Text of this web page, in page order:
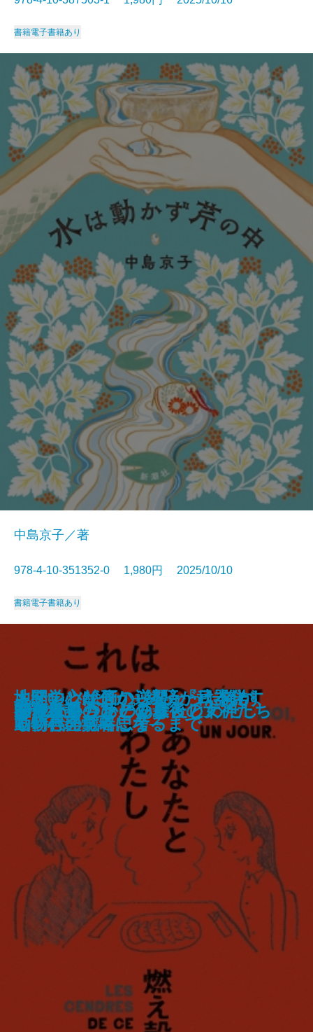
独占告白 渡辺恒雄 平成編─日本へ
の遺言─
だから夜は明るい
プレイグラウンド
チェロ湖
蔦屋重三郎のエロチカ 歌麿の春
画と吉原
デス・ストランディング2: オン・
ザ・ビーチ ノベライズ スチール
ブック(R)エディション
百年の短歌
論争 大坂の陣
石原家の兄弟
書籍電子書籍あり
水は動かず芹の中
中島京子／著
978-4-10-351352-0 1,980円 2025/10/10
書籍電子書籍あり
これはいつかのあなたとわたし
家守綺譚 上
家守綺譚 下
キテレツ絵画の逆襲─「日本洋
画」再発見─
神さまショッピング
ジートコヴァーの最後の女神たち
地経学とは何か─経済が武器化す
る時代の戦略思考─
90歳、男のひとり暮らし
人間の心が分からなかった俺が、
動物心理学者になるまで
あやかしたち